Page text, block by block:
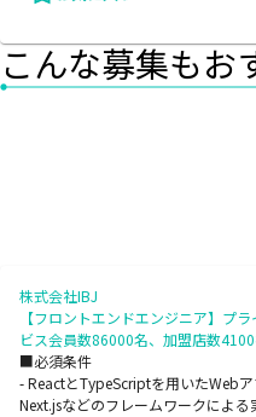
こんな募集もお
株式会社IBJ
【フロントエンドエンジニア】プ
ビス会員数86000名、加盟店数
■必須条件
- ReactとTypeScriptを用いたWeb
Next.jsなどのフレームワークによ